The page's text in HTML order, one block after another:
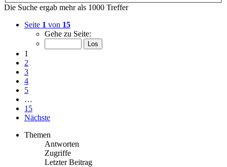
Die Suche ergab mehr als 1000 Treffer
Seite 1 von 15
Gehe zu Seite:
1
2
3
4
5
…
15
Nächste
Themen
Antworten
Zugriffe
Letzter Beitrag